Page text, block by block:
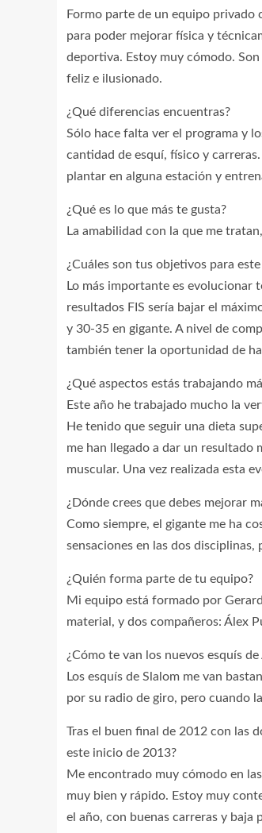
Formo parte de un equipo privado
para poder mejorar física y
deportiva. Estoy muy cómodo.
feliz e ilusionado.
¿Qué diferencias encuentras?
Sólo hace falta ver el programa y
cantidad de esquí, físico y
plantar en alguna estación y
¿Qué es lo que más te gusta?
La amabilidad con la que me
¿Cuáles son tus objetivos para
Lo más importante es evolucionar
resultados FIS sería bajar el
y 30-35 en gigante. A nivel de
también tener la oportunidad de
¿Qué aspectos estás trabajando
Este año he trabajado mucho la
He tenido que seguir una dieta
me han llegado a dar un resultado
muscular. Una vez realizada esta
¿Dónde crees que debes mejorar
Como siempre, el gigante me ha
sensaciones en las dos
¿Quién forma parte de tu equipo?
Mi equipo está formado por
material, y dos compañeros: Álex
¿Cómo te van los nuevos esquís
Los esquís de Slalom me van
por su radio de giro, pero cuando
Tras el buen final de 2012 con las
este inicio de 2013?
Me encontrado muy cómodo en
muy bien y rápido. Estoy muy
el año, con buenas carreras y baja